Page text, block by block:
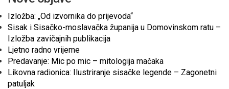
Izložba: „Od izvornika do prijevoda“
Sisak i Sisačko-moslavačka županija u Domovinskom ratu –
Izložba zavičajnih publikacija
Ljetno radno vrijeme
Predavanje: Mic po mic – mitologija mačaka
Likovna radionica: Ilustriranje sisačke legende – Zagonetni
patuljak